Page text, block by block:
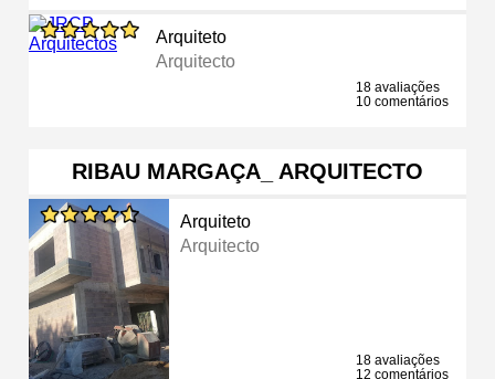
Arquiteto
Arquitecto
18 avaliações
10 comentários
RIBAU MARGAÇA_ ARQUITECTO
Arquiteto
Arquitecto
18 avaliações
12 comentários